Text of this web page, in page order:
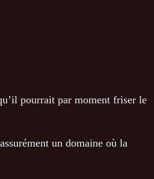
pourrait par moment friser le
un domaine où la